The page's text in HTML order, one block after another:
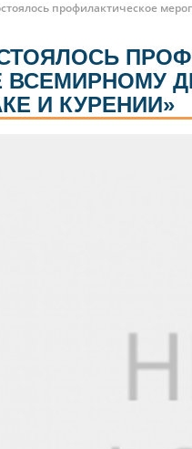
профилактическое
И КУРЕНИИ»